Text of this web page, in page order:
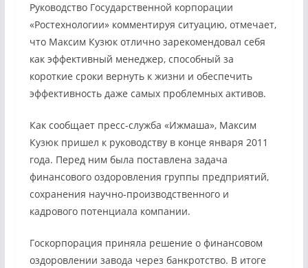
Руководство Государственной корпорации
«Ростехнологии» комментируя ситуацию, отмечает,
что Максим Кузюк отлично зарекомендовал себя
как эффективный менеджер, способный за
короткие сроки вернуть к жизни и обеспечить
эффективность даже самых проблемных активов.
Как сообщает пресс-служба «Ижмаша», Максим
Кузюк пришел к руководству в конце января 2011
года. Перед ним была поставлена задача
финансового оздоровления группы предприятий,
сохранения научно-производственного и
кадрового потенциала компании.
Госкорпорация приняла решение о финансовом
оздоровлении завода через банкротство. В итоге